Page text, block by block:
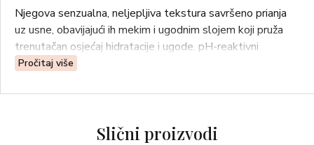
Njegova senzualna, neljepljiva tekstura savršeno prianja
uz usne, obavijajući ih mekim i ugodnim slojem koji pruža
trenutačan osjećaj hidratacije i ugode. pH-reaktivni
pigmenti prilagođavaju se prirodnom tonu usana i razvijaju
efekt.
Dostupno u tri neodoljive varijante:
Pročitaj više
Slični proizvodi